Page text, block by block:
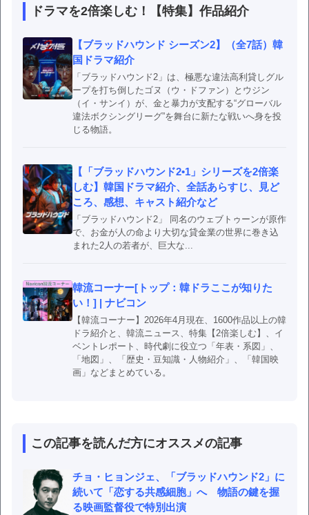
ドラマを2倍楽しむ！【特集】作品紹介
【ブラッドハウンド シーズン2】（全7話）韓
国ドラマ紹介
「ブラッドハウンド2」は、極悪な違法高利貸しグル
ープを打ち倒したゴヌ（ウ・ドファン）とウジン
（イ・サンイ）が、金と暴力が支配する“グローバル
違法ボクシングリーグ”を舞台に新たな戦いへ身を投
じる物語。
【「ブラッドハウンド2•1」シリーズを2倍楽
しむ】韓国ドラマ紹介、全話あらすじ、見ど
ころ、感想、キャスト紹介など
「ブラッドハウンド2」 同名のウェブトゥーンが原作
で、お金が人の命より大切な貸金業の世界に巻き込
まれた2人の若者が、巨大な...
韓流コーナー[トップ：韓ドラここが知りた
い！] | ナビコン
【韓流コーナー】2026年4月現在、1600作品以上の韓
ドラ紹介と、韓流ニュース、特集【2倍楽しむ】、イ
ベントレポート、時代劇に役立つ「年表・系図」、
「地図」、「歴史・豆知識・人物紹介」、「韓国映
画」などまとめている。
この記事を読んだ方にオススメの記事
チョ・ヒョンジェ、「ブラッドハウンド2」に
続いて「恋する共感細胞」へ 物語の鍵を握
る映画監督役で特別出演